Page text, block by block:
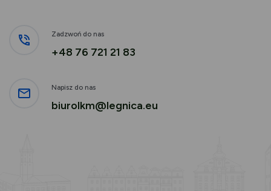
Zadzwoń do nas
+48 76 721 21 83
Napisz do nas
biurolkm@legnica.eu